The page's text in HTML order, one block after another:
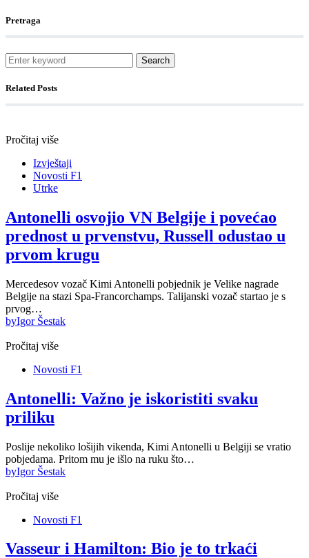
Pretraga
Search
Related Posts
Pročitaj više
Izvještaji
Novosti F1
Utrke
Antonelli osvojio VN Belgije i povećao
prednost u prvenstvu, Russell odustao u
prvom krugu
Mercedesov vozač Kimi Antonelli pobjednik je Velike nagrade
Belgije na stazi Spa-Francorchamps. Talijanski vozač startao je s
prvog…
byIgor Šestak
Pročitaj više
Novosti F1
Antonelli: Važno je iskoristiti svaku
priliku
Poslije nekoliko lošijih vikenda, Kimi Antonelli u Belgiji se vratio
pobjedama. Pritom mu je išlo na ruku što…
byIgor Šestak
Pročitaj više
Novosti F1
Vasseur i Hamilton: Bio je to trkaći